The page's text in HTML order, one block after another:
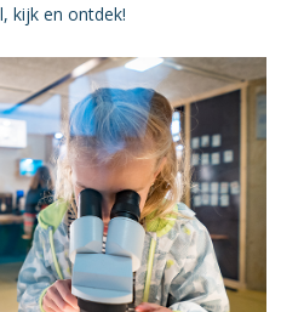
kijk en ontdek!